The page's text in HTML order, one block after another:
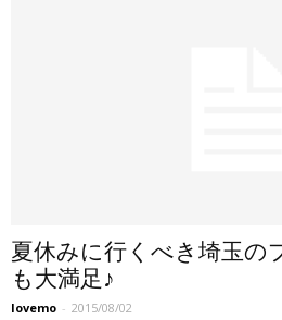
夏休みに行くべき埼玉の
も大満足♪
lovemo - 2015/08/02